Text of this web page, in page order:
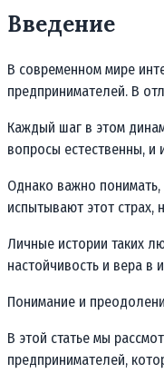
Введение
В современном мире
предпринимателей. В
Каждый шаг в этом
вопросы естественны,
Однако важно понимать,
испытывают этот страх,
Личные истории таких
настойчивость и вера
Понимание и
В этой статье мы
предпринимателей,